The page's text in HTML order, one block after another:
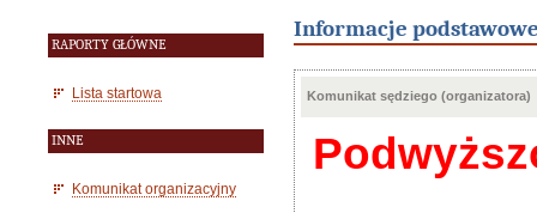
RAPORTY GŁÓWNE
Lista startowa
INNE
Komunikat organizacyjny
Informacje
Komunikat sędziego (organizatora)